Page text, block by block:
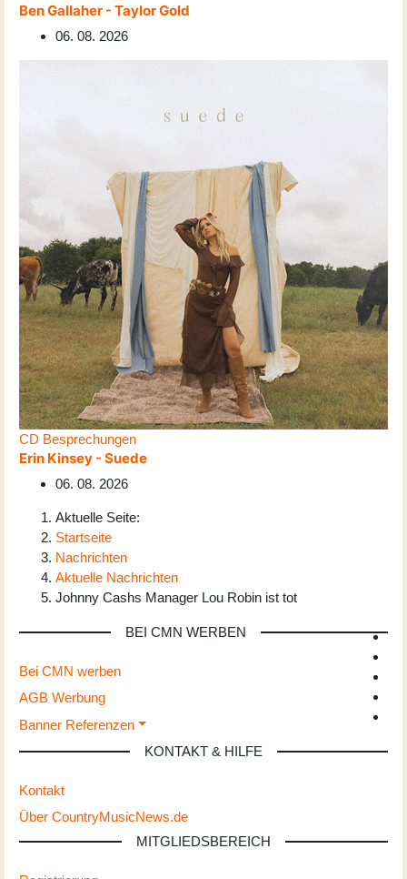
Ben Gallaher - Taylor Gold
06. 08. 2026
CD Besprechungen
Erin Kinsey - Suede
06. 08. 2026
Aktuelle Seite:
Startseite
Nachrichten
Aktuelle Nachrichten
Johnny Cashs Manager Lou Robin ist tot
BEI CMN WERBEN
Bei CMN werben
AGB Werbung
Banner Referenzen
KONTAKT & HILFE
Kontakt
Über CountryMusicNews.de
MITGLIEDSBEREICH